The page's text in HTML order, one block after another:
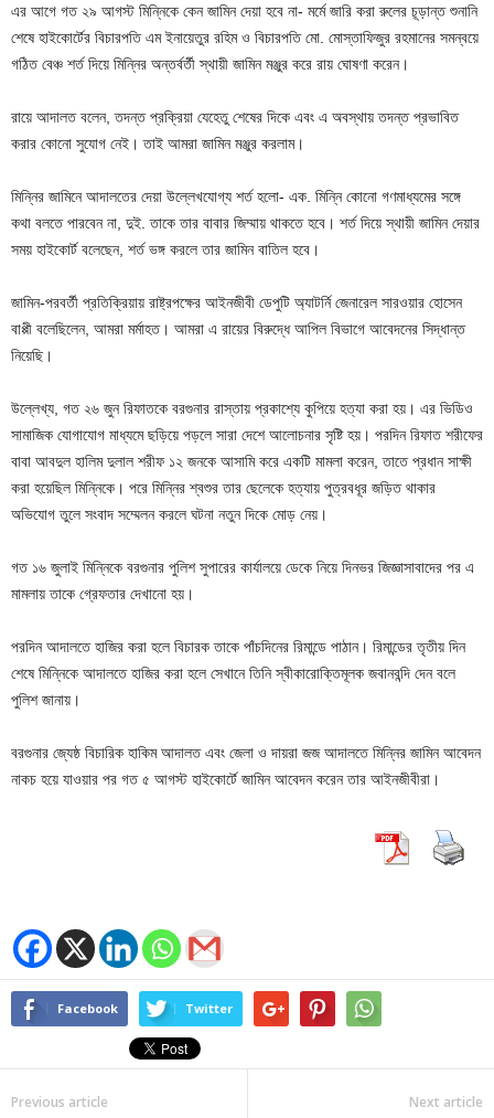
এর আগে গত ২৯ আগস্ট মিন্নিকে কেন জামিন দেয়া হবে না- মর্মে জারি করা রুলের চূড়ান্ত শুনানি
শেষে হাইকোর্টের বিচারপতি এম ইনায়েতুর রহিম ও বিচারপতি মো. মোস্তাফিজুর রহমানের সমন্বয়ে
গঠিত বেঞ্চ শর্ত দিয়ে মিন্নির অন্তর্বর্তী স্থায়ী জামিন মঞ্জুর করে রায় ঘোষণা করেন।
রায়ে আদালত বলেন, তদন্ত প্রক্রিয়া যেহেতু শেষের দিকে এবং এ অবস্থায় তদন্ত প্রভাবিত
করার কোনো সুযোগ নেই। তাই আমরা জামিন মঞ্জুর করলাম।
মিন্নির জামিনে আদালতের দেয়া উল্লেখযোগ্য শর্ত হলো- এক. মিন্নি কোনো গণমাধ্যমের সঙ্গে
কথা বলতে পারবেন না, দুই. তাকে তার বাবার জিম্মায় থাকতে হবে। শর্ত দিয়ে স্থায়ী জামিন দেয়ার
সময় হাইকোর্ট বলেছেন, শর্ত ভঙ্গ করলে তার জামিন বাতিল হবে।
জামিন-পরবর্তী প্রতিক্রিয়ায় রাষ্ট্রপক্ষের আইনজীবী ডেপুটি অ্যাটর্নি জেনারেল সারওয়ার হোসেন
বাপ্পী বলেছিলেন, আমরা মর্মাহত। আমরা এ রায়ের বিরুদ্ধে আপিল বিভাগে আবেদনের সিদ্ধান্ত
নিয়েছি।
উল্লেখ্য, গত ২৬ জুন রিফাতকে বরগুনার রাস্তায় প্রকাশ্যে কুপিয়ে হত্যা করা হয়। এর ভিডিও
সামাজিক যোগাযোগ মাধ্যমে ছড়িয়ে পড়লে সারা দেশে আলোচনার সৃষ্টি হয়। পরদিন রিফাত শরীফের
বাবা আবদুল হালিম দুলাল শরীফ ১২ জনকে আসামি করে একটি মামলা করেন, তাতে প্রধান সাক্ষী
করা হয়েছিল মিন্নিকে। পরে মিন্নির শ্বশুর তার ছেলেকে হত্যায় পুত্রবধূর জড়িত থাকার
অভিযোগ তুলে সংবাদ সম্মেলন করলে ঘটনা নতুন দিকে মোড় নেয়।
গত ১৬ জুলাই মিন্নিকে বরগুনার পুলিশ সুপারের কার্যালয়ে ডেকে নিয়ে দিনভর জিজ্ঞাসাবাদের পর এ
মামলায় তাকে গ্রেফতার দেখানো হয়।
পরদিন আদালতে হাজির করা হলে বিচারক তাকে পাঁচদিনের রিমান্ডে পাঠান। রিমান্ডের তৃতীয় দিন
শেষে মিন্নিকে আদালতে হাজির করা হলে সেখানে তিনি স্বীকারোক্তিমূলক জবানবন্দি দেন বলে
পুলিশ জানায়।
বরগুনার জ্যেষ্ঠ বিচারিক হাকিম আদালত এবং জেলা ও দায়রা জজ আদালতে মিন্নির জামিন আবেদন
নাকচ হয়ে যাওয়ার পর গত ৫ আগস্ট হাইকোর্টে জামিন আবেদন করেন তার আইনজীবীরা।
Facebook Twitter
Previous article Next article